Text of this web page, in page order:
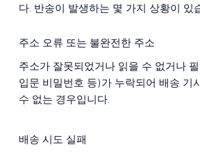
다. 반송이 발생하는 몇 가지 상황이 있
주소 오류 또는 불완전한 주소
주소가 잘못되었거나 읽을 수 없거나
입문 비밀번호 등)가 누락되어 배송 기
수 없는 경우입니다.
배송 시도 실패